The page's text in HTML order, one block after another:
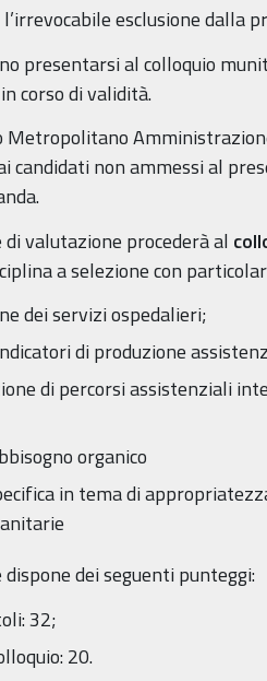
esclusione dalla
presentarsi al colloquio
corso di validità.
Metropolitano
candidati non ammessi al
di valutazione procederà al
a selezione con
dei servizi ospedalieri;
di produzione
di percorsi assistenziali
organico
in tema di
dispone dei seguenti punteggi:
32;
20.